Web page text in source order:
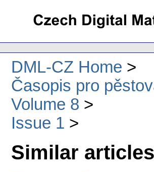
DML-CZ Home
Časopis pro
Volume 8
Issue 1
Similar